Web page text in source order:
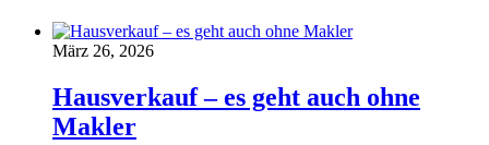
März 26, 2026
Hausverkauf – es geht auch ohne
Makler